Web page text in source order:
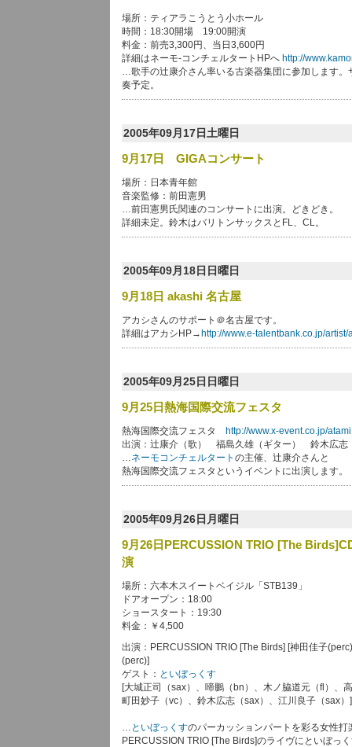
場所：ティアラこうとう小ホール
時間：18:30開場 19:00開演
料金：前売3,300円、当日3,600円
詳細はネーモ-コンチェルタートHPへ http://
…歌手の辻康介さん率いる古楽器集団に参加します
奏予定。
2005年09月17日土曜日
9月17日 GIGAコンサート
場所：日本青年館
音楽監修：前田憲男
…前田憲男氏関連のコンサートに出演。どきどき。
詳細未定。鈴木はバリトンサックスとFL、CL。
2005年09月18日日曜日
9月18日 akashi 名古屋
アカシさんのサポート＠名古屋です。
詳細はアカシHP→http://www.e-talentbank.co.jp/artist/
2005年09月25日日曜日
9月25日熱海国際交流フェスタ
熱海国際交流フェスタ http://www.x-event.co.jp/
出演：辻康介（歌） 福島久雄（ギター） 鈴木広志
ネーモコンチェルタート の主催、辻康介さんと
熱海国際交流フェスタというイベントに出演します。
2005年09月26日月曜日
9月26日PERCUSSION TRIO [The
演
場所：六本木スイートベイジル「STB139」
ドアオープン：18:00
ショースタート：19:30
料金：￥4,500
出演：PERCUSSION TRIO [The Birds] [神田佳子
(perc)]
ゲスト： といぼっくす
[大城正司（sax）、啼鵬（bn）、木ノ脇道元（fl）、
町田妙子（vc）、鈴木広志（sax）、江川良子（sax）]
といぼっくすのパーカッションパートを彩る女性打
PERCUSSION TRIO [The Birds]のライヴにといぼっ